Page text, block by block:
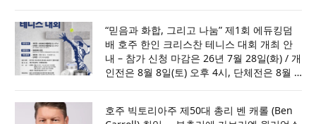
“믿음과 화합, 그리고 나눔” 제1회 에듀킹덤
배 호주 한인 크리스찬 테니스 대회 개최 안
내 – 참가 신청 마감은 26년 7월 28일(화) / 개
인전은 8월 8일(토) 오후 4시, 단체전은 8월 9
호주 빅토리아주 제50대 총리 벤 캐롤 (Ben